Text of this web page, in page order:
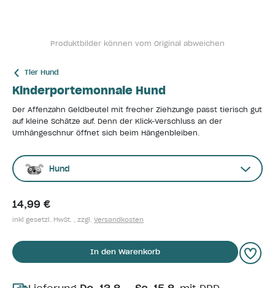
Produktbilder können vom Original abweichen
Tier Hund
Kinderportemonnaie Hund
Der Affenzahn Geldbeutel mit frecher Ziehzunge passt tierisch gut
auf kleine Schätze auf. Denn der Klick-Verschluss an der
Umhängeschnur öffnet sich beim Hängenbleiben.
Hund
14,99 €
inkl gesetzl. MwSt. , zzgl. Versandkosten
In den Warenkorb